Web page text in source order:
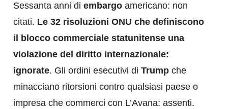
Sessanta anni di embargo americano: non
citati. Le 32 risoluzioni ONU che definiscono
il blocco commerciale statunitense una
violazione del diritto internazionale:
ignorate. Gli ordini esecutivi di Trump che
minacciano ritorsioni contro qualsiasi paese o
impresa che commerci con L’Avana: assenti.